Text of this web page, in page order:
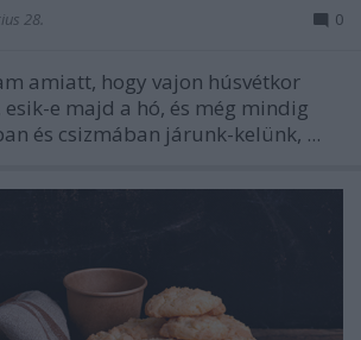
28. 0
amiatt, hogy vajon húsvétkor
esik-e majd a hó, és még mindig
és csizmában járunk-kelünk, ...